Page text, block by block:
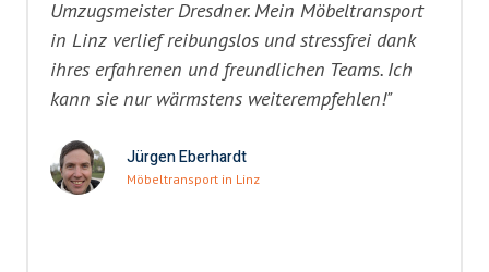
Umzugsmeister Dresdner. Mein Möbeltransport
in Linz verlief reibungslos und stressfrei dank
ihres erfahrenen und freundlichen Teams. Ich
kann sie nur wärmstens weiterempfehlen!"
Jürgen Eberhardt
Möbeltransport in Linz